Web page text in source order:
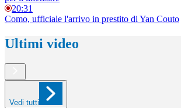
20:31
Como, ufficiale l'arrivo in prestito di Yan Couto
Ultimi video
Vedi tutti